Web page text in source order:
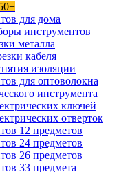
для дома
инструментов
металла
кабеля
изоляции
для оптоволокна
инструмента
ключей
отверток
12 предметов
24 предметов
26 предметов
33 предмета